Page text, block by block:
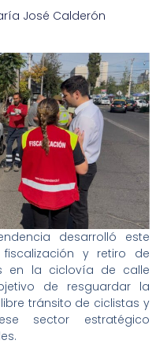
José Calderón
desarrolló este
y retiro de
en la ciclovía de calle
de resguardar la
tránsito de ciclistas y
sector estratégico